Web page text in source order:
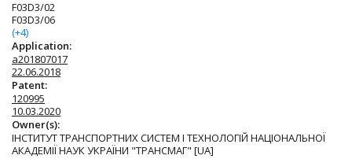
F03D3/02
F03D3/06
(+4)
Application:
a201807017
22.06.2018
Patent:
120995
10.03.2020
Owner(s):
ІНСТИТУТ ТРАНСПОРТНИХ СИСТЕМ І ТЕХНОЛОГІЙ НАЦІОНАЛЬНОЇ
АКАДЕМІЇ НАУК УКРАЇНИ "ТРАНСМАГ" [UA]